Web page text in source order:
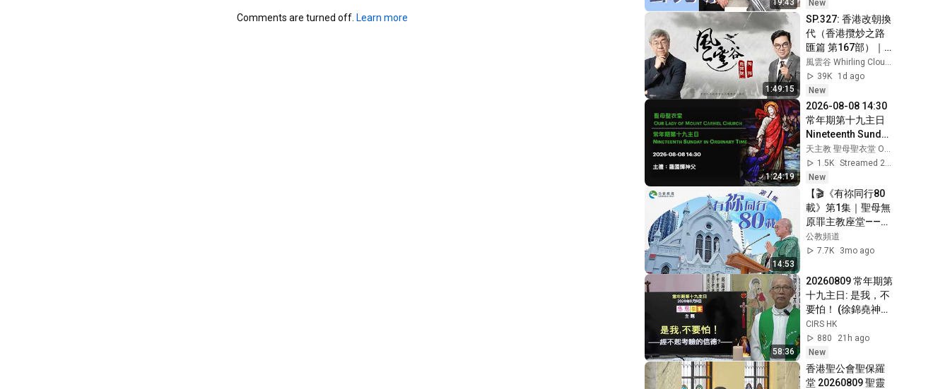
Comments are turned off. Learn more
New
1:49:15
SP.327: 香港改朝換
代（香港攬炒之路
匯篇 第167部）｜
風雲谷｜陶傑 鮑偉
聰｜20260808
39K
1d ago
New
1:24:19
2026-08-08 14:30
常年期第十九主日
Nineteenth Sunday
in Ordinary Time 天主教 聖母聖衣堂 Our Lady of Mount Carmel Church
1.5K
Streamed 23h ago
New
14:53
【🎬《有祢同行80
載》第1集｜聖母無
原罪主教座堂——傳
承希望的起點】
公教頻道
7.7K
3mo ago
58:36
20260809 常年期第
十九主日: 是我，不
要怕！ (徐錦堯神
父)
CIRS HK
880
21h ago
New
香港聖公會聖保羅
堂 20260809 聖靈